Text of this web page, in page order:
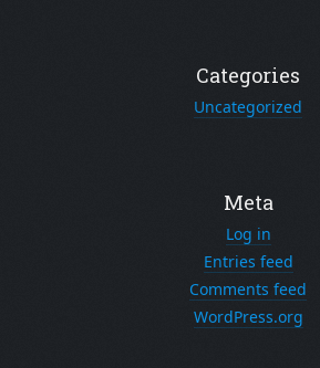
Categories
Uncategorized
Meta
Log in
Entries feed
Comments feed
WordPress.org